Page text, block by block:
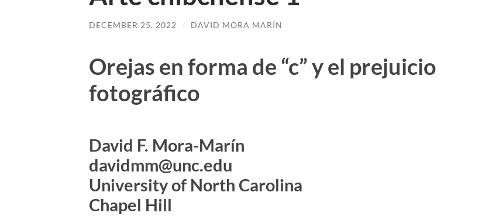
DECEMBER 25, 2022 / DAVID MORA MARÍN
Orejas en forma de “c” y el prejuicio
fotográfico
David F. Mora-Marín
davidmm@unc.edu
University of North Carolina
Chapel Hill